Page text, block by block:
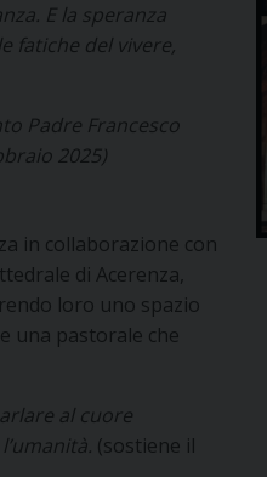
E la speranza
fatiche del vivere,
Padre Francesco
2025)
in collaborazione con
di Acerenza,
loro uno spazio
una pastorale che
al cuore
(sostiene il